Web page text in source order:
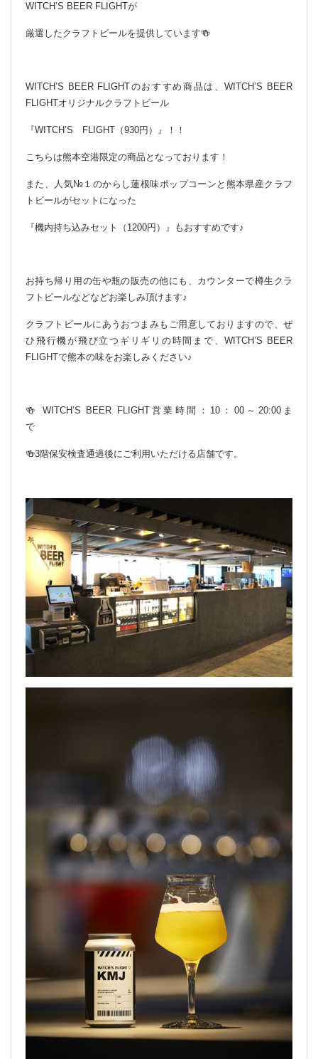
WITCH’S BEER FLIGHTが
厳選したクラフトビールを提供しています🍻
WITCH’S BEER FLIGHTのおすすめ商品は、WITCH’S BEER
FLIGHTオリジナルクラフトビール
『WITCH’S FLIGHT（930円）』！！
こちらは熊本空港限定の商品となっております！
また、人気№１のからし蓮根味ポップコーンと熊本県産クラフ
トビールがセットになった
『機内持ち込みセット（1200円）』もおすすめです♪
お持ち帰り用の缶や瓶の販売の他にも、カウンターで樽生クラ
フトビールなどなどお楽しみ頂けます♪
クラフトビールにあうおつまみもご用意しておりますので、ぜ
ひ飛行機が飛び立つギリギリの時間まで、WITCH’S BEER
FLIGHTで熊本の味をお楽しみください♪
🍻 WITCH’S BEER FLIGHT営業時間：10：00～20:00ま
で
🍻3階保安検査通過後にご利用いただける店舗です。